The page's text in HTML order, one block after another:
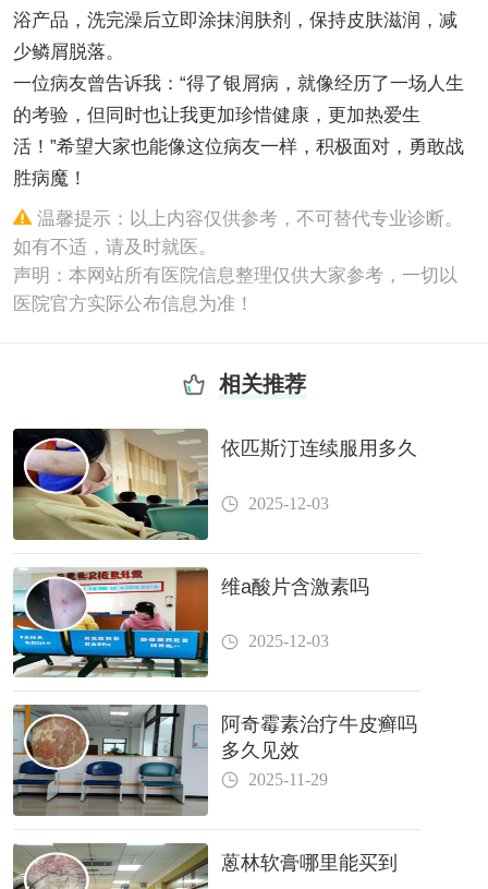
浴产品，洗完澡后立即涂抹润肤剂，保持皮肤滋润，减
少鳞屑脱落。
一位病友曾告诉我：“得了银屑病，就像经历了一场人生
的考验，但同时也让我更加珍惜健康，更加热爱生
活！”希望大家也能像这位病友一样，积极面对，勇敢战
胜病魔！
温馨提示：以上内容仅供参考，不可替代专业诊断。
如有不适，请及时就医。
声明：本网站所有医院信息整理仅供大家参考，一切以
医院官方实际公布信息为准！
相关推荐
依匹斯汀连续服用多久
2025-12-03
维a酸片含激素吗
2025-12-03
阿奇霉素治疗牛皮癣吗
多久见效
2025-11-29
蒽林软膏哪里能买到